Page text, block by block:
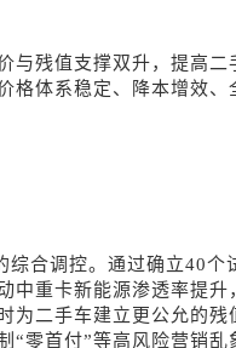
残值支撑双升，提高
体系稳定、降本增效
合调控。通过确立40
重卡新能源渗透率提
二手车建立更公允的
零首付”等高风险营销